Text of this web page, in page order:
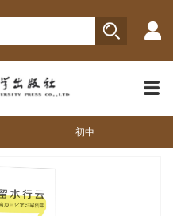
初中